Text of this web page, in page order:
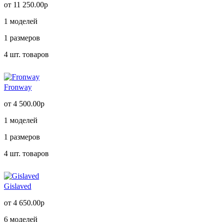
от 11 250.00р
1 моделей
1 размеров
4 шт. товаров
Fronway
от 4 500.00р
1 моделей
1 размеров
4 шт. товаров
Gislaved
от 4 650.00р
6 моделей